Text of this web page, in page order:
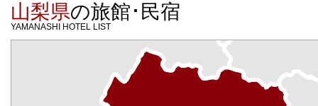
山梨県の旅館･民宿
YAMANASHI HOTEL LIST